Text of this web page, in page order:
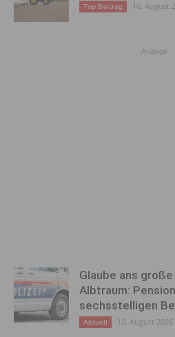
Top Beitrag 10. August
Anzeige
Glaube ans
Albtraum:
sechsstelligen
Aktuell 10. August 2026